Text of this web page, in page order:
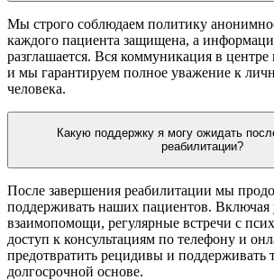
Мы строго соблюдаем политику
каждого пациента защищена, а
разглашается. Вся коммуникация в
и мы гарантируем полное уважение к
человека.
Какую поддержку я могу ожидать
реабилитации?
После завершения реабилитации мы
поддерживать наших пациентов. Включая
взаимопомощи, регулярные встречи с
доступ к консультациям по телефону и
предотвратить рецидивы и поддерживать
долгосрочной основе.